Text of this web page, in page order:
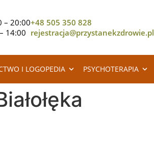
– 20:00
14:00
+48 505 350 828
rejestracja@przystanekzdrowie.pl
I LOGOPEDIA PSYCHOTERAPIA